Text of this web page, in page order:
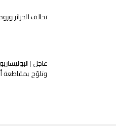
تحالف الجزائر
عاجل |
وتلوّح